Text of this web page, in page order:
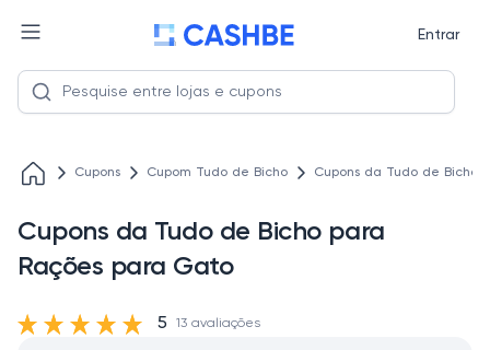
Entrar
Cupons Cupom Tudo de Bicho Cupons da Tudo de Bicho
Cupons da Tudo de Bicho para
Rações para Gato
5 13 avaliações